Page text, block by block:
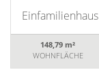
Einfamilienhaus
148,79 m²
WOHNFLÄCHE